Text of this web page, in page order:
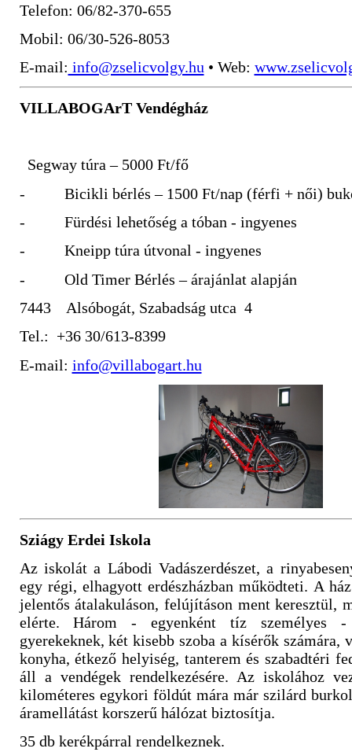
Telefon: 06/82-370-655
Mobil: 06/30-526-8053
E-mail: info@zselicvolgy.hu • Web:
VILLABOGArT Vendégház
Segway túra – 5000 Ft/fő
- Bicikli bérlés – 1500 Ft/nap (férfi + női)
- Fürdési lehetőség a tóban - ingyenes
- Kneipp túra útvonal - ingyenes
- Old Timer Bérlés – árajánlat alapján
7443 Alsóbogát, Szabadság utca 4
Tel.: +36 30/613-8399
E-mail: info@villabogart.hu
Sziágy Erdei Iskola
Az iskolát a Lábodi Vadászerdészet, a
egy régi, elhagyott erdészházban működteti. A
jelentős átalakuláson, felújításon ment keresztül,
elérte. Három - egyenként tíz személyes -
gyerekeknek, két kisebb szoba a kísérők számára,
konyha, étkező helyiség, tanterem és szabadtéri
áll a vendégek rendelkezésére. Az iskolához
kilométeres egykori földút mára már szilárd
áramellátást korszerű hálózat biztosítja.
35 db kerékpárral rendelkeznek.